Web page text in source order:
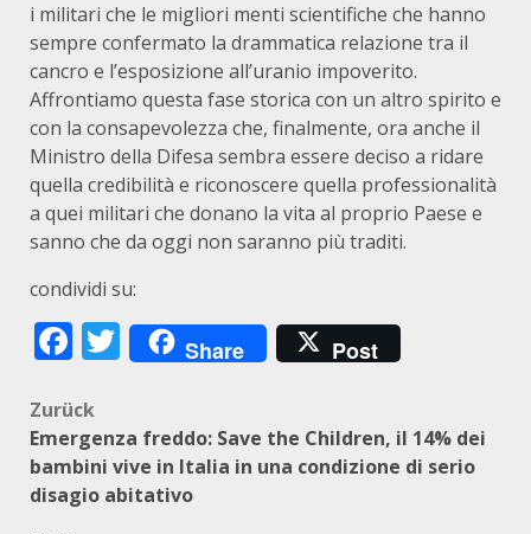
i militari che le migliori menti scientifiche che hanno
sempre confermato la drammatica relazione tra il
cancro e l’esposizione all’uranio impoverito.
Affrontiamo questa fase storica con un altro spirito e
con la consapevolezza che, finalmente, ora anche il
Ministro della Difesa sembra essere deciso a ridare
quella credibilità e riconoscere quella professionalità
a quei militari che donano la vita al proprio Paese e
sanno che da oggi non saranno più traditi.
condividi su:
Facebook
Twitter
Share Post
Beitragsnavigation
Zurück
Emergenza freddo: Save the Children, il 14% dei
bambini vive in Italia in una condizione di serio
disagio abitativo